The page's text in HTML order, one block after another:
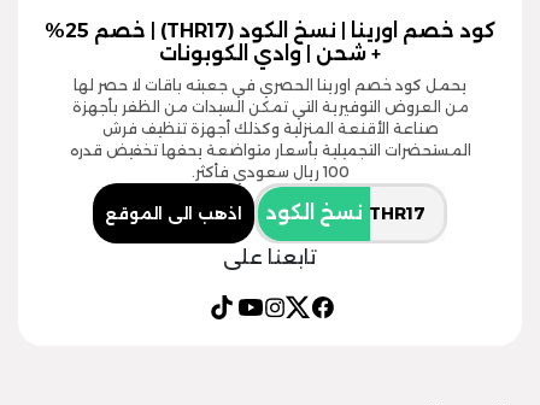
كود خصم اورينا | نسخ الكود (THR17) | خصم 25%
+ شحن | وادي الكوبونات
يحمل كود خصم اورينا الحصري في جعبته باقات لا حصر لها
من العروض التوفيرية التي تمكن السيدات من الظفر بأجهزة
صناعة الأقنعة المنزلية وكذلك أجهزة تنظيف فرش
المستحضرات التجميلية بأسعار متواضعة يحفها تخفيض قدره
100 ريال سعودي فأكثر.
نسخ الكود اذهب الى الموقع
تابعنا على